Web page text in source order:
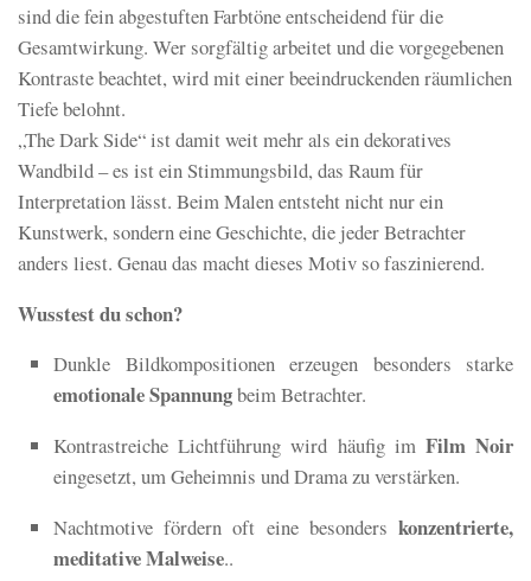
sind die fein abgestuften Farbtöne entscheidend für die
Gesamtwirkung. Wer sorgfältig arbeitet und die vorgegebenen
Kontraste beachtet, wird mit einer beeindruckenden räumlichen
Tiefe belohnt.
„The Dark Side“ ist damit weit mehr als ein dekoratives
Wandbild – es ist ein Stimmungsbild, das Raum für
Interpretation lässt. Beim Malen entsteht nicht nur ein
Kunstwerk, sondern eine Geschichte, die jeder Betrachter
anders liest. Genau das macht dieses Motiv so faszinierend.
Wusstest du schon?
Dunkle Bildkompositionen erzeugen besonders starke
emotionale Spannungbeim Betrachter.
Kontrastreiche Lichtführung wird häufig im Film Noir
eingesetzt, um Geheimnis und Drama zu verstärken.
Nachtmotive fördern oft eine besonders konzentrierte,
meditative Malweise..